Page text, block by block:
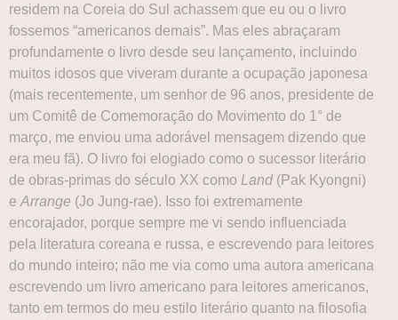
residem na Coreia do Sul achassem que eu ou o livro
fossemos “americanos demais”. Mas eles abraçaram
profundamente o livro desde seu lançamento, incluindo
muitos idosos que viveram durante a ocupação japonesa
(mais recentemente, um senhor de 96 anos, presidente de
um Comitê de Comemoração do Movimento do 1° de
março, me enviou uma adorável mensagem dizendo que
era meu fã). O livro foi elogiado como o sucessor literário
de obras-primas do século XX como Land (Pak Kyongni)
e Arrange (Jo Jung-rae). Isso foi extremamente
encorajador, porque sempre me vi sendo influenciada
pela literatura coreana e russa, e escrevendo para leitores
do mundo inteiro; não me via como uma autora americana
escrevendo um livro americano para leitores americanos,
tanto em termos do meu estilo literário quanto na filosofia